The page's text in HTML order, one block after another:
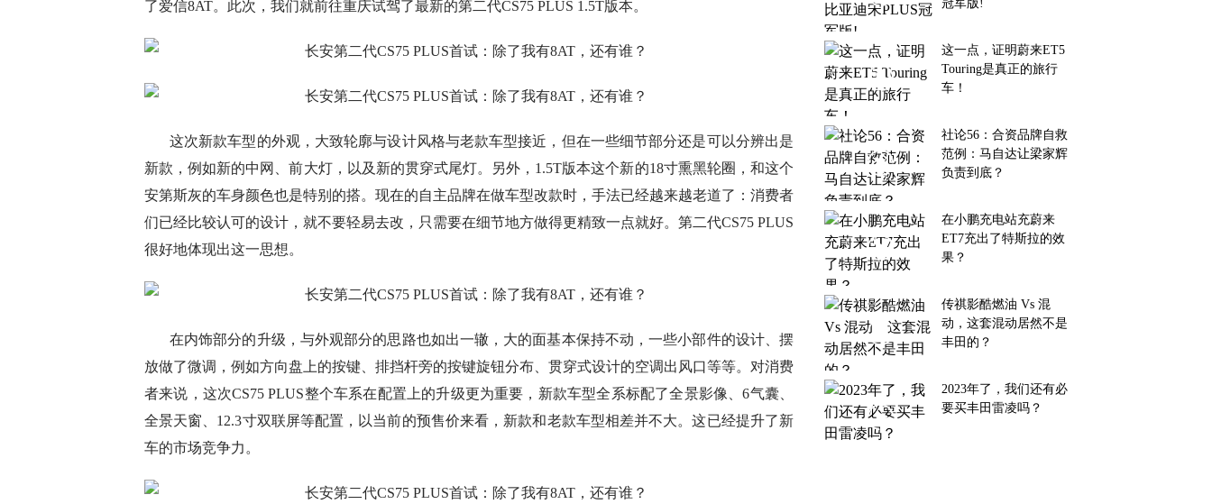
了爱信8AT。此次，我们就前往重庆试驾了最新的第二代CS75 PLUS 1.5T版本。
这次新款车型的外观，大致轮廓与设计风格与老款车型接近，但在一些细节部分还是可以分辨出是
新款，例如新的中网、前大灯，以及新的贯穿式尾灯。另外，1.5T版本这个新的18寸熏黑轮圈，和这个
安第斯灰的车身颜色也是特别的搭。现在的自主品牌在做车型改款时，手法已经越来越老道了：消费者
们已经比较认可的设计，就不要轻易去改，只需要在细节地方做得更精致一点就好。第二代CS75 PLUS
很好地体现出这一思想。
在内饰部分的升级，与外观部分的思路也如出一辙，大的面基本保持不动，一些小部件的设计、摆
放做了微调，例如方向盘上的按键、排挡杆旁的按键旋钮分布、贯穿式设计的空调出风口等等。对消费
者来说，这次CS75 PLUS整个车系在配置上的升级更为重要，新款车型全系标配了全景影像、6气囊、
全景天窗、12.3寸双联屏等配置，以当前的预售价来看，新款和老款车型相差并不大。这已经提升了新
车的市场竞争力。
冠军版!
这一点，证明蔚来ET5
Touring是真正的旅行
车！
社论56：合资品牌自救
范例：马自达让梁家辉
负责到底？
在小鹏充电站充蔚来
ET7充出了特斯拉的效
果？
传祺影酷燃油 Vs 混
动，这套混动居然不是
丰田的？
2023年了，我们还有必
要买丰田雷凌吗？